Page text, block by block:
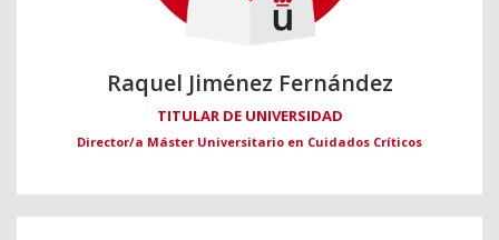
Raquel Jiménez Fernández
TITULAR DE UNIVERSIDAD
Director/a Máster Universitario en Cuidados Críticos